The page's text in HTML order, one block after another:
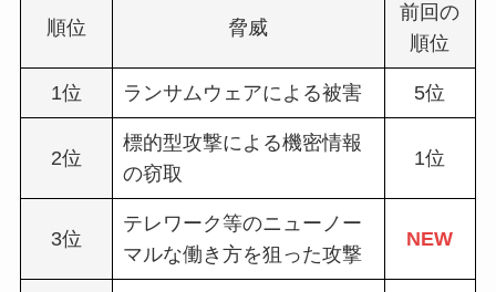
順位 脅威
前回の
順位
1位 ランサムウェアによる被害 5位
2位
標的型攻撃による機密情報
の窃取
1位
3位
テレワーク等のニューノー
マルな働き方を狙った攻撃
NEW